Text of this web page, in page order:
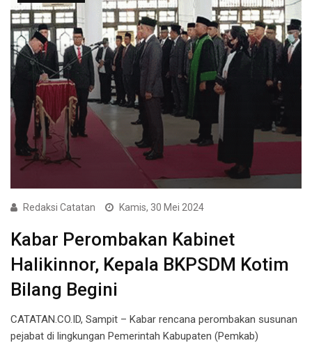
Redaksi Catatan Kamis, 30 Mei 2024
Kabar Perombakan Kabinet
Halikinnor, Kepala BKPSDM Kotim
Bilang Begini
CATATAN.CO.ID, Sampit – Kabar rencana perombakan susunan
pejabat di lingkungan Pemerintah Kabupaten (Pemkab)